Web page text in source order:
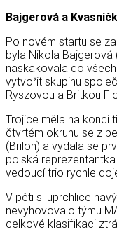
Bajgerová a
Po novém startu se
byla Nikola Bajgerová
naskakovala do
vytvořit skupinu
Ryszovou a Britkou
Trojice měla na konci
čtvrtém okruhu se z
(Brilon) a vydala se
polská
vedoucí trio rychle
V pěti si uprchlice
nevyhovovalo týmu
celkové klasifikaci